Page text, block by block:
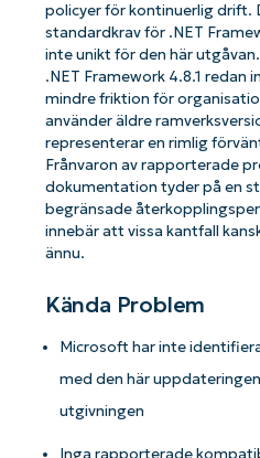
policyer för kontinuerlig drift.
standardkrav för .NET
inte unikt för den här
.NET Framework 4.8.1 redan
mindre friktion för
använder äldre
representerar en rimlig
Frånvaron av rapporterade
dokumentation tyder på en
begränsade
innebär att vissa kantfall
ännu.
Kända Problem
Microsoft har inte
med den här
utgivningen